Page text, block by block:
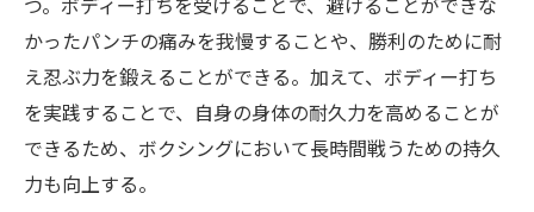
かったパンチの痛みを我慢することや、勝利のために耐
え忍ぶ力を鍛えることができる。加えて、ボディー打ち
を実践することで、自身の身体の耐久力を高めることが
できるため、ボクシングにおいて長時間戦うための持久
力も向上する。